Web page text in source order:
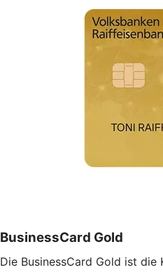
BusinessCard Gold
Die BusinessCard Gold ist die